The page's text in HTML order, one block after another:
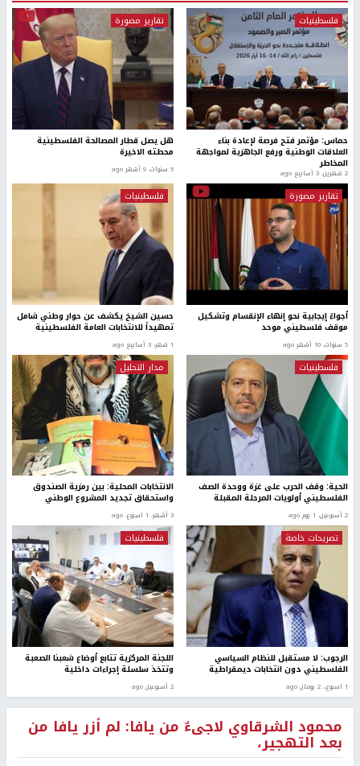
فلسطينيات
حماس: مؤتمر فتح فرصة لإعادة بناء
العلاقات الوطنية ورفع الجاهزية لمواجهة
المخاطر
2 شهرين، 3 أسابيع ago
تقارير مصورة
هل يصل قطار المصالحة الفلسطينية
محطته الاخيرة
5 سنوات، 9 أشهر ago
تقارير مصورة
أجواءٌ إيجابية نحو إنهاء الإنقسام وتشكيل
موقف فلسطيني موحد
5 سنوات، 10 أشهر ago
فلسطينيات
حسين الشيخ يكشف عن حوار وطني شامل
تمهيداً للانتخابات العامة الفلسطينية
1 شهر، 3 أسابيع ago
فلسطينيات
الحية: وقف الحرب على غزة ووحدة الصف
الفلسطيني أولويات المرحلة المقبلة
2 أسبوعين، 1 يوم ago
مدار التحليل
الانتخابات المحلية: بين رمزية الصندوق
واستحقاق تجديد المشروع الوطني
3 أشهر، 1 اسبوع. ago
تصريحات خاصة
الرجوب: لا مستقبل للنظام السياسي
الفلسطيني دون انتخابات ديمقراطية
1 اسبوع.، 2 يومان ago
فلسطينيات
اللجنة المركزية تتابع أوضاع شعبنا الصعبة
وتتخذ سلسلة إجراءات داخلية
2 أسبوعين ago
محمود الشرقاوي لاجىءٌ من يافا: لم أزر يافا من
بعد التهجير،